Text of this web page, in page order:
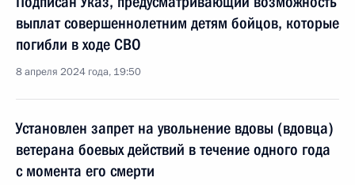
выплат совершеннолетним детям бойцов, которые
погибли в ходе СВО
8 апреля 2024 года, 19:50
Установлен запрет на увольнение вдовы (вдовца)
ветерана боевых действий в течение одного года
с момента его смерти